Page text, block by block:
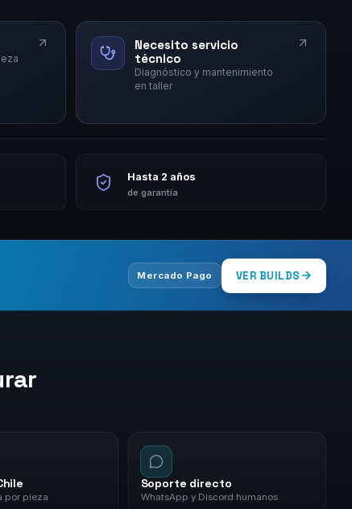
Necesito servicio
técnico
Diagnóstico y mantenimiento
en taller
Hasta 2 años
de garantía
Mercado Pago VER BUILDS
por pieza
Soporte directo
WhatsApp y Discord humanos